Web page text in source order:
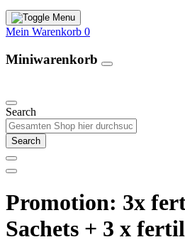
Mein Warenkorb 0
Miniwarenkorb
Search
Search
Promotion: 3x
Sachets + 3 x